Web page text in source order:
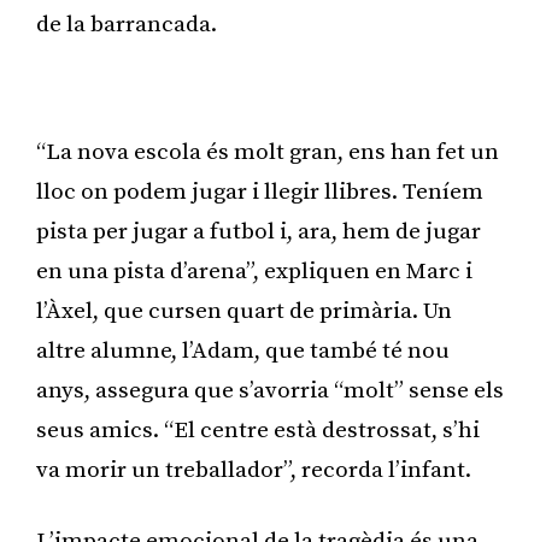
de la barrancada.
“La nova escola és molt gran, ens han fet un
lloc on podem jugar i llegir llibres. Teníem
pista per jugar a futbol i, ara, hem de jugar
en una pista d’arena”, expliquen en Marc i
l’Àxel, que cursen quart de primària. Un
altre alumne, l’Adam, que també té nou
anys, assegura que s’avorria “molt” sense els
seus amics. “El centre està destrossat, s’hi
va morir un treballador”, recorda l’infant.